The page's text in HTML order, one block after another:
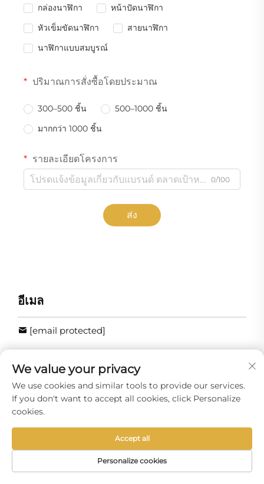
กล่องนาฬิกา
หน้าปัดนาฬิกา
หัวเข็มขัดนาฬิกา
สายนาฬิกา
นาฬิกาแบบสมบูรณ์
ปริมาณการสั่งซื้อโดยประมาณ
300–500 ชิ้น
500–1000 ชิ้น
มากกว่า 1000 ชิ้น
รายละเอียดโครงการ
0/100
ส่ง
อีเมล
[email protected]
วอตส์แอป
+852-8402 6198
อาคาร5 เลขที่459 ถนนเสี่ยเฉา ตำบลเสี่ยกัง เมืองตงกวน
อีเมล โทรศัพท์
We value your privacy
We use cookies and similar tools to provide our services.
If you don't want to accept all cookies, click Personalize
cookies.
Personalize cookies
Accept all